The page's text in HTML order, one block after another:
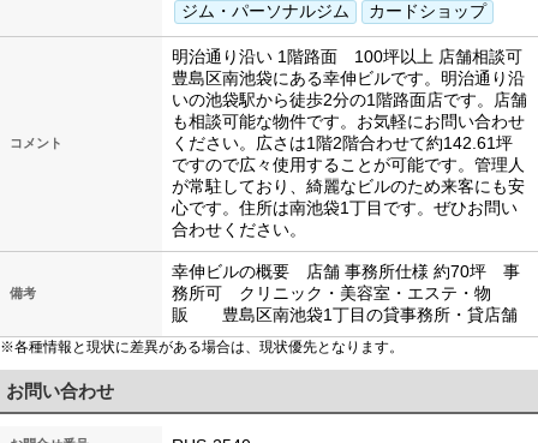
ジム・パーソナルジム
カードショップ
コメント
明治通り沿い 1階路面 100坪以上 店舗相談可
豊島区南池袋にある幸伸ビルです。明治通り沿
いの池袋駅から徒歩2分の1階路面店です。店舗
も相談可能な物件です。お気軽にお問い合わせ
ください。広さは1階2階合わせて約142.61坪
ですので広々使用することが可能です。管理人
が常駐しており、綺麗なビルのため来客にも安
心です。住所は南池袋1丁目です。ぜひお問い
合わせください。
備考
幸伸ビルの概要 店舗 事務所仕様 約70坪 事
務所可 クリニック・美容室・エステ・物
販 豊島区南池袋1丁目の貸事務所・貸店舗
※各種情報と現状に差異がある場合は、現状優先となります。
お問い合わせ